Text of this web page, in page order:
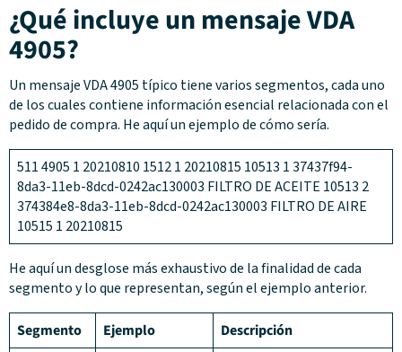
¿Qué incluye un mensaje VDA
4905?
Un mensaje VDA 4905 típico tiene varios segmentos, cada uno
de los cuales contiene información esencial relacionada con el
pedido de compra. He aquí un ejemplo de cómo sería.
511 4905 1 20210810 1512 1 20210815 10513 1 37437f94-
8da3-11eb-8dcd-0242ac130003 FILTRO DE ACEITE 10513 2
374384e8-8da3-11eb-8dcd-0242ac130003 FILTRO DE AIRE
10515 1 20210815
He aquí un desglose más exhaustivo de la finalidad de cada
segmento y lo que representan, según el ejemplo anterior.
Segmento Ejemplo Descripción